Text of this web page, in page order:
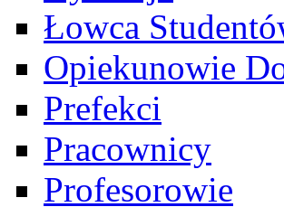
Łowca
Opiekunowie
Prefekci
Pracownicy
Profesorowie